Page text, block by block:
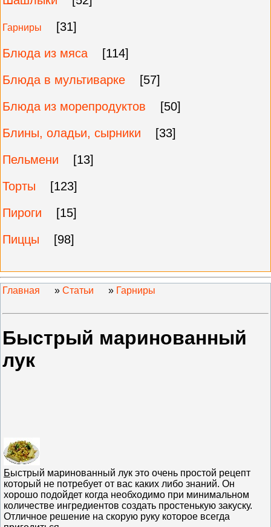
Гарниры
[31]
Блюда из мяса
[114]
Блюда в мультиварке
[57]
Блюда из морепродуктов
[50]
Блины, оладьи, сырники
[33]
Пельмени
[13]
Торты
[123]
Пироги
[15]
Пиццы
[98]
Главная » Статьи » Гарниры
Быстрый маринованный
лук
Быстрый маринованный лук это очень простой рецепт
который не потребует от вас каких либо знаний. Он
хорошо подойдет когда необходимо при минимальном
количестве ингредиентов создать простенькую закуску.
Отличное решение на скорую руку которое всегда